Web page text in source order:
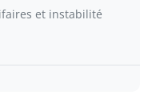
et instabilité